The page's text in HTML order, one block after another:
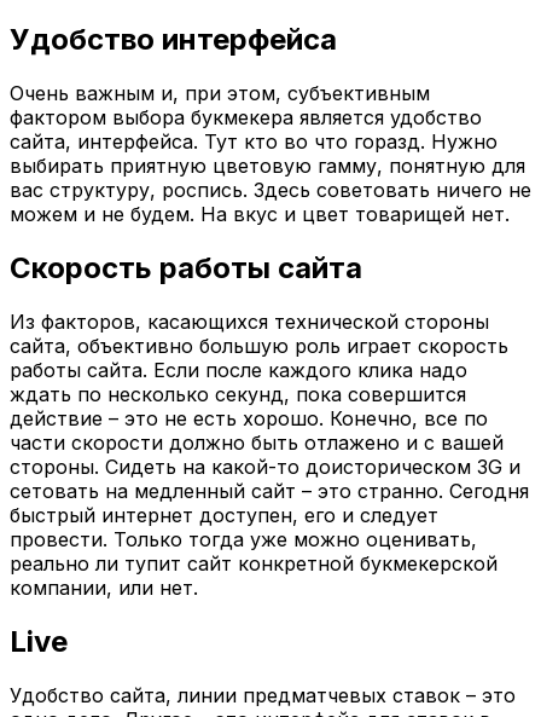
Удобство интерфейса
Очень важным и, при этом, субъективным
фактором выбора букмекера является удобство
сайта, интерфейса. Тут кто во что горазд. Нужно
выбирать приятную цветовую гамму, понятную для
вас структуру, роспись. Здесь советовать ничего не
можем и не будем. На вкус и цвет товарищей нет.
Скорость работы сайта
Из факторов, касающихся технической стороны
сайта, объективно большую роль играет скорость
работы сайта. Если после каждого клика надо
ждать по несколько секунд, пока совершится
действие – это не есть хорошо. Конечно, все по
части скорости должно быть отлажено и с вашей
стороны. Сидеть на какой-то доисторическом 3G и
сетовать на медленный сайт – это странно. Сегодня
быстрый интернет доступен, его и следует
провести. Только тогда уже можно оценивать,
реально ли тупит сайт конкретной букмекерской
компании, или нет.
Live
Удобство сайта, линии предматчевых ставок – это